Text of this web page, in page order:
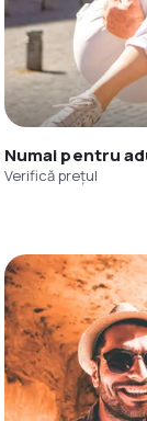
Numai pentru
Verifică prețul